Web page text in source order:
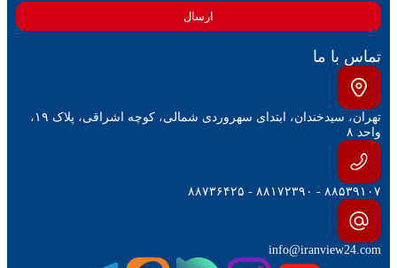
ارسال
تماس با ما
تهران، سیدخندان، ابتدای سهروردی شمالی، کوچه اشراقی، پلاک ۱۹،
واحد ۸
۸۸۵۳۹۱۰۷ - ۸۸۱۷۲۳۹۰ - ۸۸۷۳۶۴۲۵
info@iranview24.com